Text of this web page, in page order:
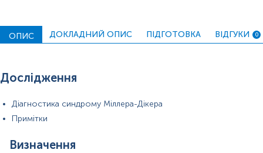
Синоніми
Показання до призначення
Додаткова інформація
Синоніми
Синдром Міллера–Дікера, синдром лісенцефалії Міллера–
ОПИС ДОКЛАДНИЙ ОПИС ПІДГОТОВКА ВІДГУКИ 0
Дослідження
Діагностика синдрому Міллера-Дікера
Примітки
Визначення